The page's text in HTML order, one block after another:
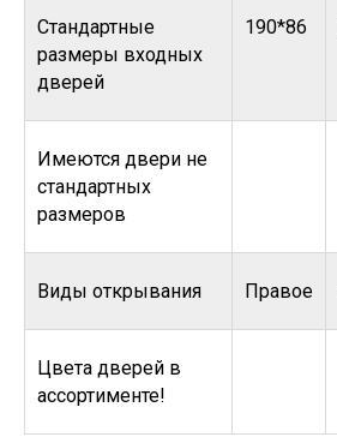
Стандартные
размеры входных
дверей
190*86
Имеются двери не
стандартных
размеров
Виды открывания Правое
Цвета дверей в
ассортименте!